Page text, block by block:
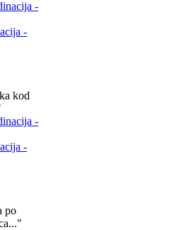
-
kod
-
po